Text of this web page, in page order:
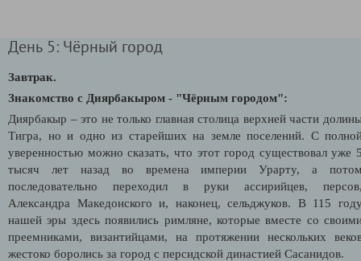
День 5: Чёрный город
Завтрак.
Знакомство с Диярбакыром - "Чёрным городом":
Диярбакыр – это не только главная столица верхней части
Тигра, но и одно из старейших на земле поселений. С
уверенностью можно сказать, что этот город существовал уже
тысяч лет назад во времена империи Урарту, а
последовательно переходил в руки ассирийцев,
Александра Македонского и, наконец, сельджуков. В 115
нашей эры здесь появились римляне, которые вместе со
преемниками, византийцами, на протяжении нескольких
жестоко боролись за город с персидской династией Сасанидов.